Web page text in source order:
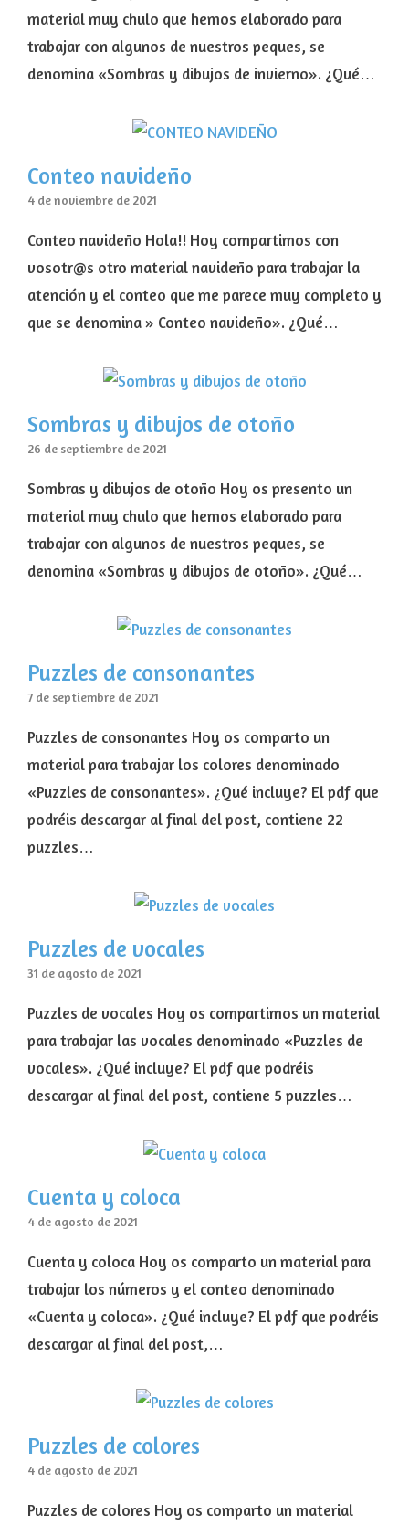
material muy chulo que hemos elaborado para
trabajar con algunos de nuestros peques, se
denomina «Sombras y dibujos de invierno». ¿Qué…
Conteo navideño
4 de noviembre de 2021
Conteo navideño Hola!! Hoy compartimos con
vosotr@s otro material navideño para trabajar la
atención y el conteo que me parece muy completo y
que se denomina » Conteo navideño». ¿Qué…
Sombras y dibujos de otoño
26 de septiembre de 2021
Sombras y dibujos de otoño Hoy os presento un
material muy chulo que hemos elaborado para
trabajar con algunos de nuestros peques, se
denomina «Sombras y dibujos de otoño». ¿Qué…
Puzzles de consonantes
7 de septiembre de 2021
Puzzles de consonantes Hoy os comparto un
material para trabajar los colores denominado
«Puzzles de consonantes». ¿Qué incluye? El pdf que
podréis descargar al final del post, contiene 22
puzzles…
Puzzles de vocales
31 de agosto de 2021
Puzzles de vocales Hoy os compartimos un material
para trabajar las vocales denominado «Puzzles de
vocales». ¿Qué incluye? El pdf que podréis
descargar al final del post, contiene 5 puzzles…
Cuenta y coloca
4 de agosto de 2021
Cuenta y coloca Hoy os comparto un material para
trabajar los números y el conteo denominado
«Cuenta y coloca». ¿Qué incluye? El pdf que podréis
descargar al final del post,…
Puzzles de colores
4 de agosto de 2021
Puzzles de colores Hoy os comparto un material